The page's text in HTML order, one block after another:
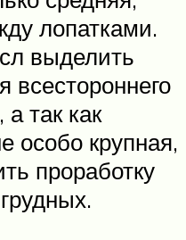
лопатками.
выделить
всестороннего
так как
особо крупная,
проработку